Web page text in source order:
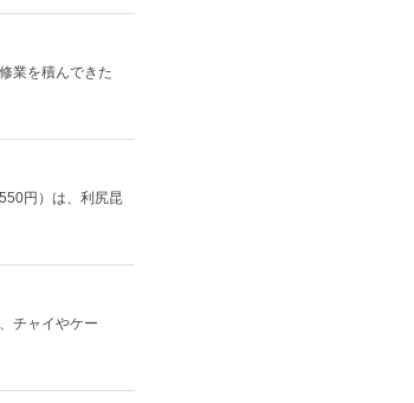
業を積んできた
円）は、利尻昆
チャイやケー